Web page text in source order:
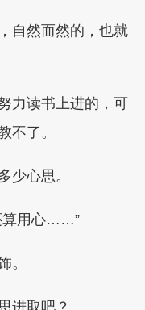
自然而然的，也就
力读书上进的，可
不了。
少心思。
用心……”
。
进取吧？